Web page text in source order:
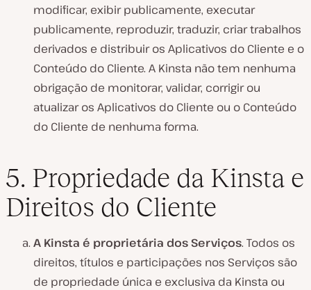
modificar, exibir publicamente, executar
publicamente, reproduzir, traduzir, criar trabalhos
derivados e distribuir os Aplicativos do Cliente e o
Conteúdo do Cliente. A Kinsta não tem nenhuma
obrigação de monitorar, validar, corrigir ou
atualizar os Aplicativos do Cliente ou o Conteúdo
do Cliente de nenhuma forma.
5. Propriedade da Kinsta e
Direitos do Cliente
A Kinsta é proprietária dos Serviços. Todos os
direitos, títulos e participações nos Serviços são
de propriedade única e exclusiva da Kinsta ou